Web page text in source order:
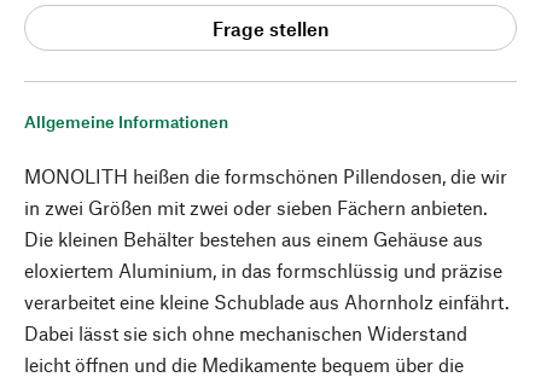
Allgemeine Informationen
MONOLITH heißen die formschönen Pillendosen, die wir
in zwei Größen mit zwei oder sieben Fächern anbieten.
Die kleinen Behälter bestehen aus einem Gehäuse aus
eloxiertem Aluminium, in das formschlüssig und präzise
verarbeitet eine kleine Schublade aus Ahornholz einfährt.
Dabei lässt sie sich ohne mechanischen Widerstand
leicht öffnen und die Medikamente bequem über die
Frage stellen